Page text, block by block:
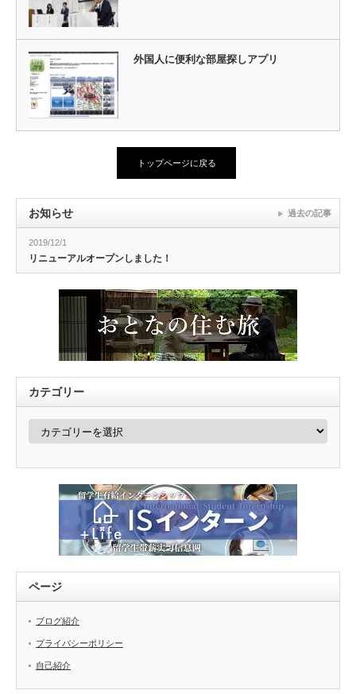
外国人に便利な部屋探しアプリ
トップページに戻る
お知らせ
2019/12/1
リニューアルオープンしました！
過去の記事
カテゴリー
カ
ー
ページ
ブログ紹介
プライバシーポリシー
自己紹介